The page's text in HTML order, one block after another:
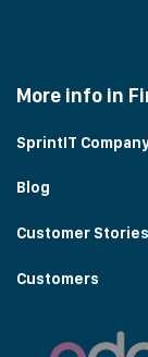
More info in
SprintIT
Blog
Customer Stories
Customers